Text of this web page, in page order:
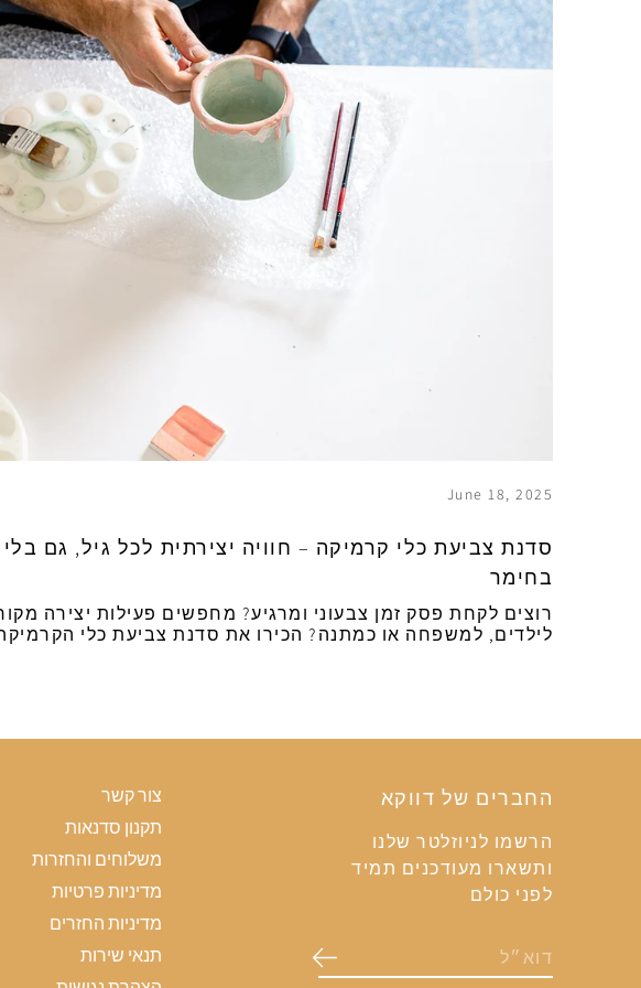
June 18, 2025
סדנת צביעת כלי קרמיקה – חוויה יצירתית לכל גיל, גם
בחימר
רוצים לקחת פסק זמן צבעוני ומרגיע? מחפשים פעילות יצירה
לילדים, למשפחה או כמתנה? הכירו את סדנת צביעת כלי
החברים של דווקא
הרשמו לניוזלטר שלנו
ותשארו מעודכנים תמיד
לפני כולם
צור קשר
תקנון סדנאות
משלוחים והחזרות
מדיניות פרטיות
מדיניות החזרים
תנאי שירות